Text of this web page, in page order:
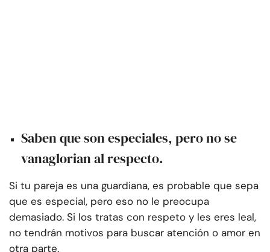
Saben que son especiales, pero no se
vanaglorian al respecto.
Si tu pareja es una guardiana, es probable que sepa
que es especial, pero eso no le preocupa
demasiado. Si los tratas con respeto y les eres leal,
no tendrán motivos para buscar atención o amor en
otra parte.